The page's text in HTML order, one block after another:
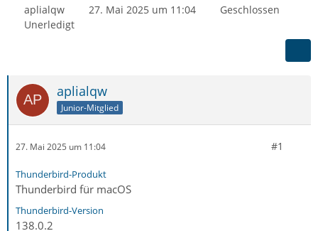
aplialqw 27. Mai 2025 um 11:04
Geschlossen
Unerledigt
aplialqw
Junior-Mitglied
27. Mai 2025 um 11:04 #1
Thunderbird-Produkt
Thunderbird für macOS
Thunderbird-Version
138.0.2